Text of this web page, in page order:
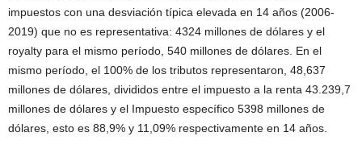
impuestos con una desviación típica elevada en 14 años (2006-
2019) que no es representativa: 4324 millones de dólares y el
royalty para el mismo período, 540 millones de dólares. En el
mismo período, el 100% de los tributos representaron, 48,637
millones de dólares, divididos entre el impuesto a la renta 43.239,7
millones de dólares y el Impuesto específico 5398 millones de
dólares, esto es 88,9% y 11,09% respectivamente en 14 años.